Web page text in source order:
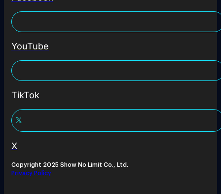
YouTube
TikTok
X
Copyright 2025 Show No Limit Co., Ltd.
Privacy Policy